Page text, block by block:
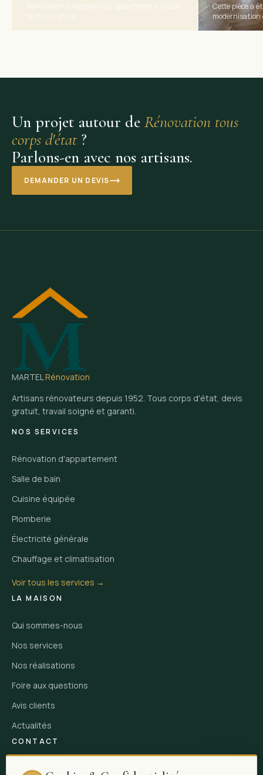
Rénovation intégrale d’un appartement ancien
de 80 m² situé...
Cette pièce a
modernisation
Un projet autour de Rénovation tous
corps d'état?
Parlons-en avec nos artisans.
DEMANDER UN DEVIS
MARTELRénovation
Artisans rénovateurs depuis 1952. Tous corps d'état, devis
gratuit, travail soigné et garanti.
NOS SERVICES
Rénovation d'appartement
Salle de bain
Cuisine équipée
Plomberie
Électricité générale
Chauffage et climatisation
Voir tous les services →
LA MAISON
Qui sommes-nous
Nos services
Nos réalisations
Foire aux questions
Avis clients
Actualités
CONTACT